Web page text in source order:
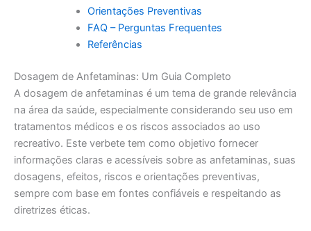
Orientações Preventivas
FAQ – Perguntas Frequentes
Referências
Dosagem de Anfetaminas: Um Guia Completo
A dosagem de anfetaminas é um tema de grande relevância
na área da saúde, especialmente considerando seu uso em
tratamentos médicos e os riscos associados ao uso
recreativo. Este verbete tem como objetivo fornecer
informações claras e acessíveis sobre as anfetaminas, suas
dosagens, efeitos, riscos e orientações preventivas,
sempre com base em fontes confiáveis e respeitando as
diretrizes éticas.